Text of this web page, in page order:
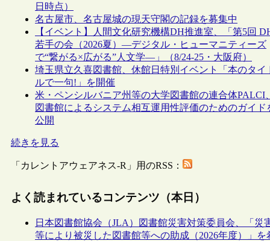
日時点）
名古屋市、名古屋城の現天守閣の記録を募集中
【イベント】人間文化研究機構DH推進室、「第5回
若手の会（2026夏）―デジタル・ヒューマニティーズ
で“繋がる×広がる”人文学―」（8/24-25・大阪府）
埼玉県立久喜図書館、休館日特別イベント「本のタイ
ルで一句!」を開催
米・ペンシルバニア州等の大学図書館の連合体PALCI、
図書館によるシステム相互運用性評価のためのガイド
公開
続きを見る
「カレントアウェアネス-R」用のRSS：
よく読まれているコンテンツ（本日）
日本図書館協会（JLA）図書館災害対策委員会、「災
等により被災した図書館等への助成（2026年度）」を